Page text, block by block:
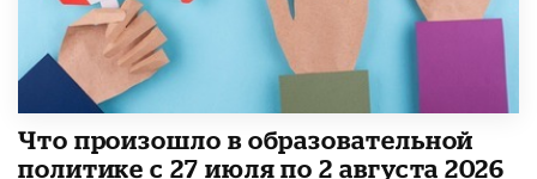
​Что произошло в образовательной
политике с 27 июля по 2 августа 2026